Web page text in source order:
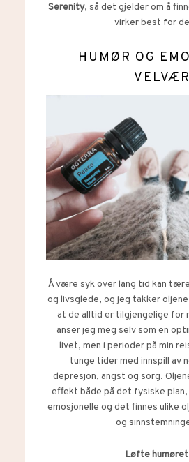
Serenity, så det gjelder om å
virker best for
HUMØR OG
Å være syk over lang tid kan
og livsglede, og jeg takker
at de alltid er tilgjengelige for
anser jeg meg selv som en
livet, men i perioder på min
tunge tider med innspill av
depresjon, angst og sorg.
effekt både på det fysiske plan,
emosjonelle og det finnes ulike
og
Løfte humøret